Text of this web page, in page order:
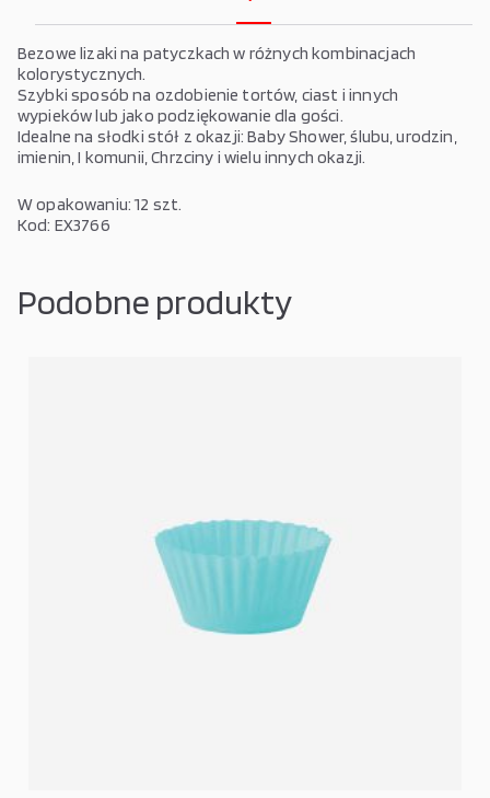
Bezowe lizaki na patyczkach w różnych kombinacjach
kolorystycznych.
Szybki sposób na ozdobienie tortów, ciast i innych
wypieków lub jako podziękowanie dla gości.
Idealne na słodki stół z okazji: Baby Shower, ślubu, urodzin,
imienin, I komunii, Chrzciny i wielu innych okazji.
W opakowaniu: 12 szt.
Kod: EX3766
Podobne produkty